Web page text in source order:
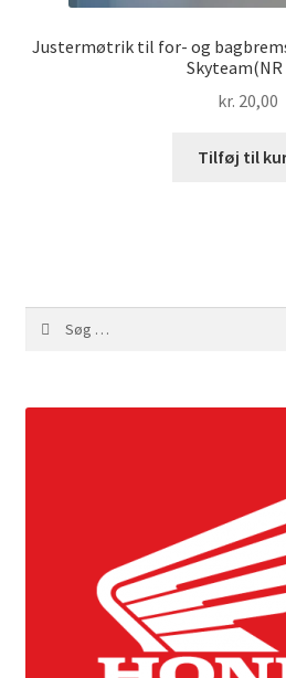
Justermøtrik til for- og
Skyteam(NR
kr. 20,00
Tilføj til